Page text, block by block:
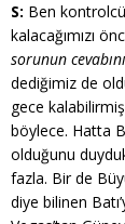
S: Ben
kalacağımızı
sorunun
dediğimiz de
gece
böylece. Hatta
olduğunu
fazla. Bir de
diye bilinen